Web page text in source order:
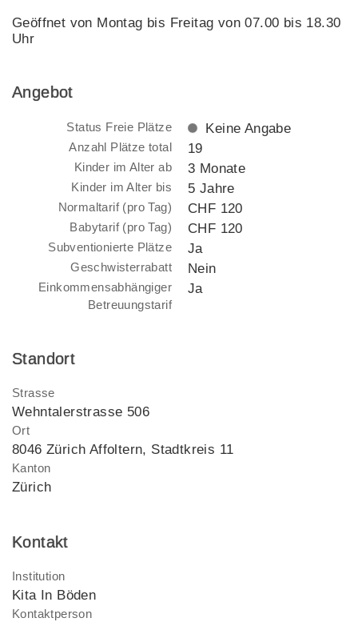
Geöffnet von Montag bis Freitag von 07.00 bis 18.30
Uhr
Angebot
Status Freie Plätze Keine Angabe
Anzahl Plätze total 19
Kinder im Alter ab 3 Monate
Kinder im Alter bis 5 Jahre
Normaltarif (pro Tag) CHF 120
Babytarif (pro Tag) CHF 120
Subventionierte Plätze Ja
Geschwisterrabatt Nein
Einkommensabhängiger
Betreuungstarif
Ja
Standort
Strasse
Wehntalerstrasse 506
Ort
8046 Zürich Affoltern, Stadtkreis 11
Kanton
Zürich
Kontakt
Institution
Kita In Böden
Kontaktperson